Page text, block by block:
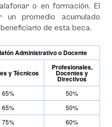
o en formación. El
un promedio acumulado
de esta beca.
Administrativo o Docente
y Técnicos
Profesionales,
Docentes y
Directivos
65%
50%
65%
50%
75%
60%